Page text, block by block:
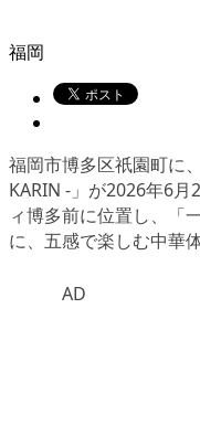
福岡
福岡市博多区祇園町に
KARIN -」が2026年6
ィ博多前に位置し、「
に、五感で楽しむ中華
AD